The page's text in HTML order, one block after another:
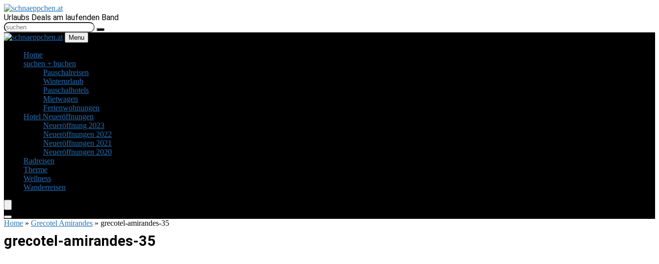
Urlaubs Deals am laufenden Band
Menu
Home
suchen + buchen
Pauschalreisen
Winterurlaub
Pauschalhotels
Mietwagen
Ferienwohnungen
Hotel Neueröffnungen
Neueröffnung 2023
Neueröffnungen 2022
Neueröffnungen 2021
Neueröffnungen 2020
Radreisen
Therme
Wellness
Wanderreisen
Home » Grecotel Amirandes » grecotel-amirandes-35
grecotel-amirandes-35